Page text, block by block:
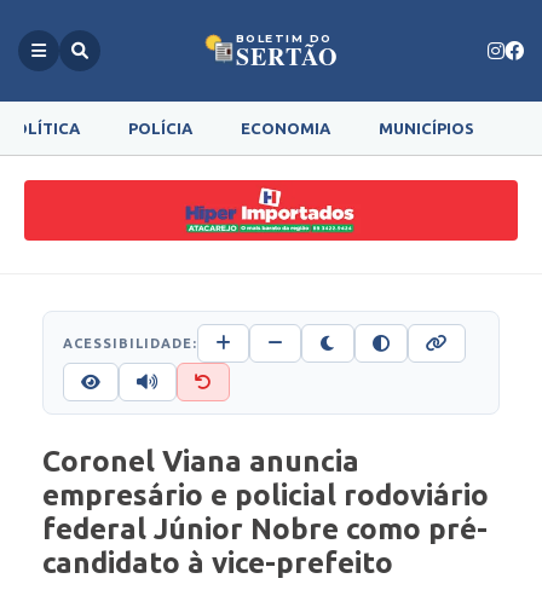
BOLETIM DO
SERTÃO
POLÍTICA POLÍCIA ECONOMIA MUNICÍPIOS
ACESSIBILIDADE:
Coronel Viana anuncia
empresário e policial rodoviário
federal Júnior Nobre como pré-
candidato à vice-prefeito